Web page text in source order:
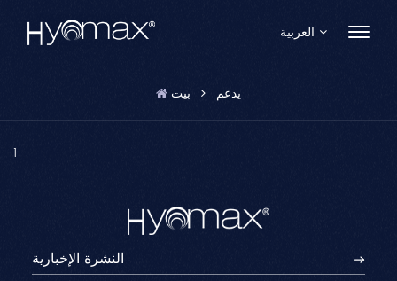
العربية
English
Pусский
بيت يدعم
1